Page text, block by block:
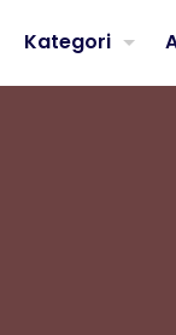
Kategori